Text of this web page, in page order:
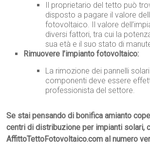
Il proprietario del tetto può
disposto a pagare il valore
fotovoltaico. Il valore
diversi fattori, tra cui la
sua età e il suo stato di
Rimuovere l’impianto fotovoltaico:
La rimozione dei pannelli
componenti deve essere
professionista del settore.
Se stai pensando di bonifica amianto
centri di distribuzione per impianti solari,
AffittoTettoFotovoltaico.com al numero